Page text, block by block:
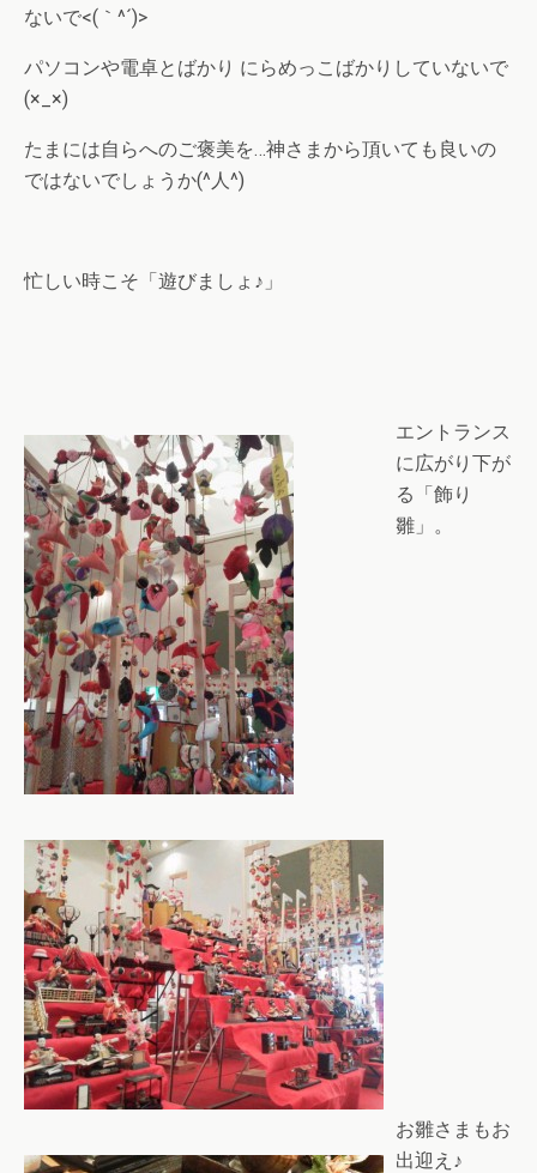
ないで<(｀^´)>
パソコンや電卓とばかり にらめっこばかりしていないで
(×_×)
たまには自らへのご褒美を…神さまから頂いても良いの
ではないでしょうか(^人^)
忙しい時こそ「遊びましょ♪」
エントランス
に広がり下が
る「飾り
雛」。
お雛さまもお
出迎え♪